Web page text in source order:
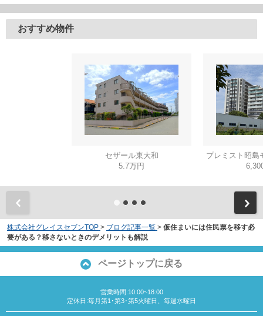
おすすめ物件
セザール東大和
5.7万円
プレミスト昭島
株式会社グレイスセブンTOP > ブログ記事一覧 > 仮住まいには住民票を移す必
要がある？移さないときのデメリットも解説
ページトップに戻る
営業時間:10:00~18:00
定休日:毎月第1･第3･第5火曜日、毎週水曜日